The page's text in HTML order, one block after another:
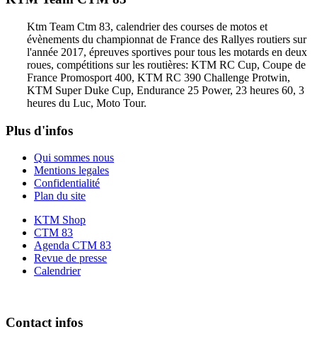
Ktm Team Ctm 83, calendrier des courses de motos et
évènements du championnat de France des Rallyes routiers sur
l'année 2017, épreuves sportives pour tous les motards en deux
roues, compétitions sur les routières: KTM RC Cup, Coupe de
France Promosport 400, KTM RC 390 Challenge Protwin,
KTM Super Duke Cup, Endurance 25 Power, 23 heures 60, 3
heures du Luc, Moto Tour.
Plus d'infos
Qui sommes nous
Mentions legales
Confidentialité
Plan du site
KTM Shop
CTM 83
Agenda CTM 83
Revue de presse
Calendrier
Contact infos